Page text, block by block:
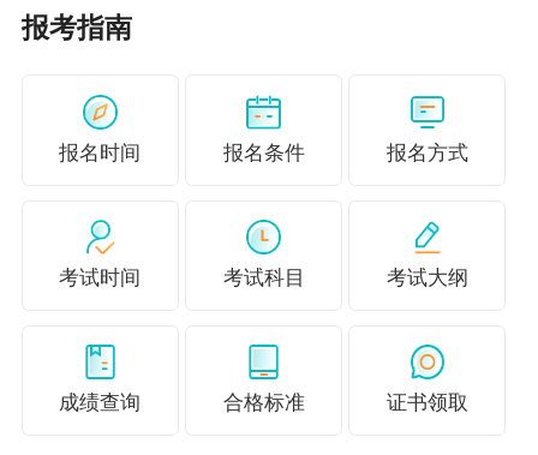
经济法
扫码进群占个位置，每周进行掌握情况测试获得
不懂得问题随时咨询群内老师，不间断服务，还
有老师直播答疑哦
报考指南
报名时间 报名条件 报名方式
考试时间 考试科目 考试大纲
成绩查询 合格标准 证书领取